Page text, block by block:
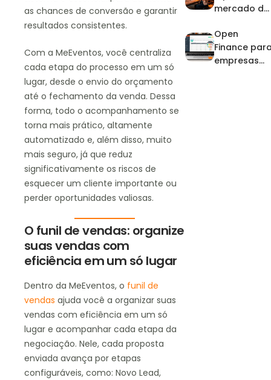
as chances de conversão e garantir
resultados consistentes.
Com a MeEventos, você centraliza
cada etapa do processo em um só
lugar, desde o envio do orçamento
até o fechamento da venda. Dessa
forma, todo o acompanhamento se
torna mais prático, altamente
automatizado e, além disso, muito
mais seguro, já que reduz
significativamente os riscos de
esquecer um cliente importante ou
perder oportunidades valiosas.
O funil de vendas: organize
suas vendas com
eficiência em um só lugar
Dentro da MeEventos, o funil de
vendas ajuda você a organizar suas
vendas com eficiência em um só
lugar e acompanhar cada etapa da
negociação. Nele, cada proposta
enviada avança por etapas
configuráveis, como: Novo Lead,
financeiro
eventos
mercado de
que investir
na
profissionali
Open
Finance
empresas